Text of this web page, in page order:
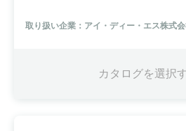
も行えます。さらに、無料のソフトウェ
よびLinux向けのドライバーとAPIが付属し
取り扱い企業：アイ・ディー・エス株式
カタログを選択